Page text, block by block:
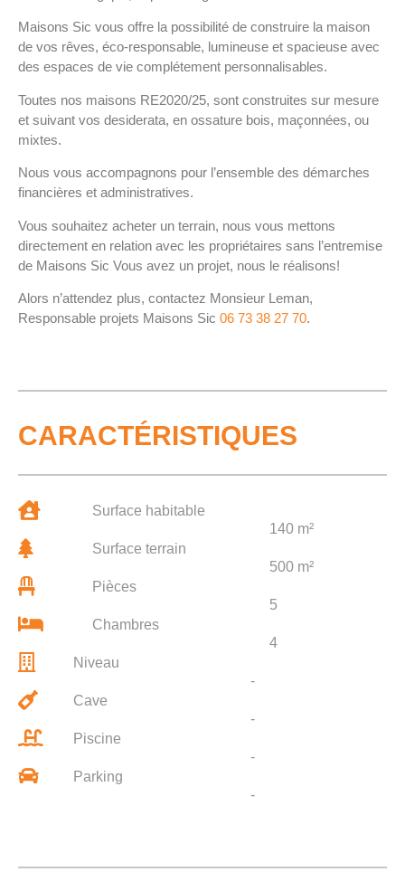
Maisons Sic vous offre la possibilité de construire la maison
de vos rêves, éco-responsable, lumineuse et spacieuse avec
des espaces de vie complétement personnalisables.
Toutes nos maisons RE2020/25, sont construites sur mesure
et suivant vos desiderata, en ossature bois, maçonnées, ou
mixtes.
Nous vous accompagnons pour l’ensemble des démarches
financières et administratives.
Vous souhaitez acheter un terrain, nous vous mettons
directement en relation avec les propriétaires sans l’entremise
de Maisons Sic Vous avez un projet, nous le réalisons!
Alors n’attendez plus, contactez Monsieur Leman,
Responsable projets Maisons Sic 06 73 38 27 70.
CARACTÉRISTIQUES
Surface habitable
Surface terrain
Pièces
Chambres
Niveau
Cave
Piscine
Parking
140 m²
500 m²
5
4
-
-
-
-